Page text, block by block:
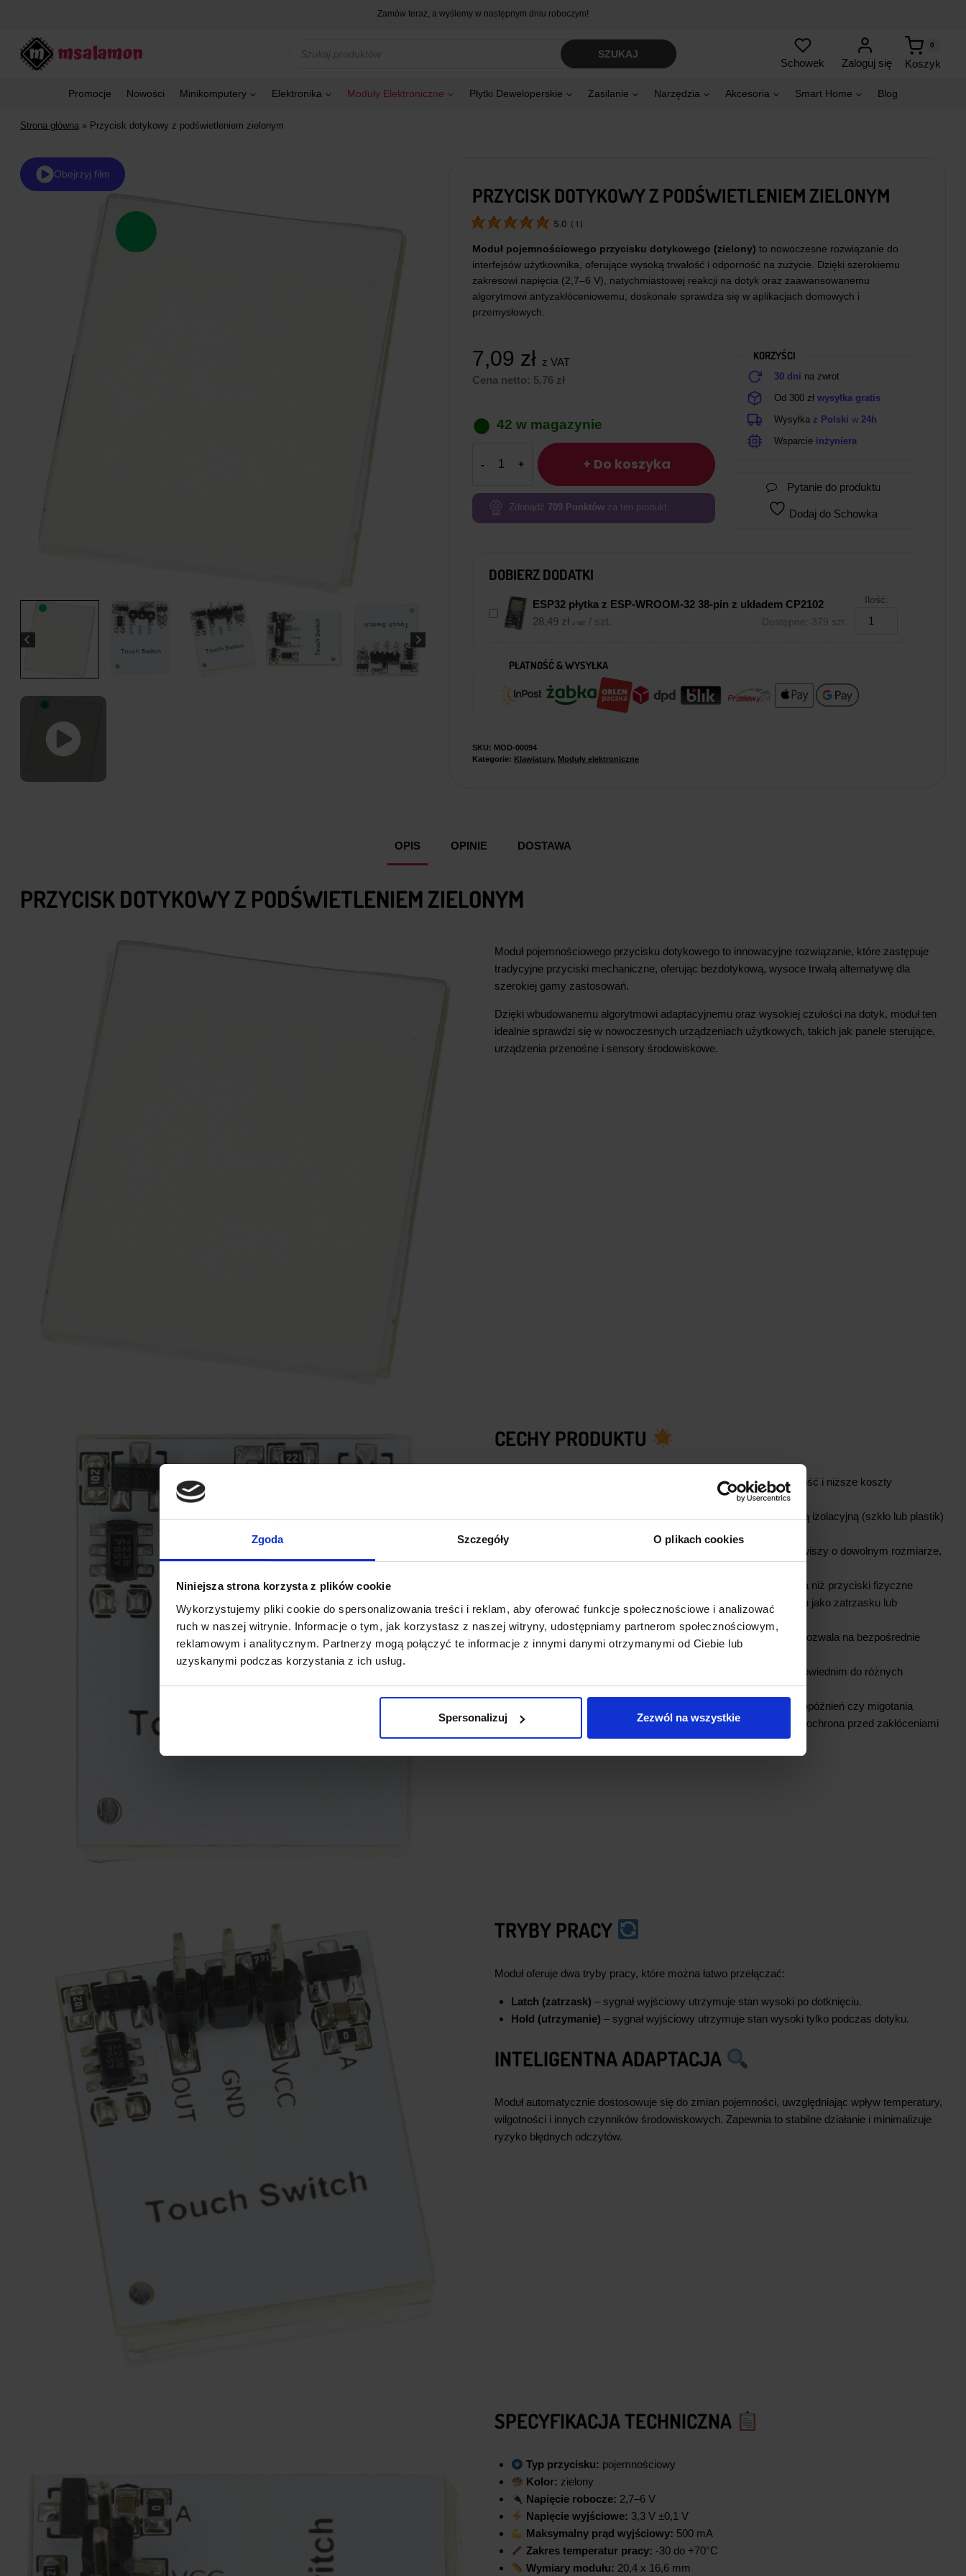
Zgoda Szczegóły O plikach cookies
Niniejsza strona korzysta z plików cookie
Wykorzystujemy pliki cookie do spersonalizowania treści i reklam, aby oferować funkcje społecznościowe i analizować
ruch w naszej witrynie. Informacje o tym, jak korzystasz z naszej witryny, udostępniamy partnerom społecznościowym,
reklamowym i analitycznym. Partnerzy mogą połączyć te informacje z innymi danymi otrzymanymi od Ciebie lub
uzyskanymi podczas korzystania z ich usług.
Spersonalizuj Zezwól na wszystkie
Zamów teraz, a wyślemy w następnym dniu roboczym!
produktów
SZUKAJ
Schowek Zaloguj się Koszyk
0
Promocje Nowości Minikomputery Elektronika Moduły Elektroniczne Płytki Deweloperskie Zasilanie Narzędzia Akcesoria Smart Home Blog
Strona główna » Przycisk dotykowy z podświetleniem zielonym
Obejrzyj film
PRZYCISK DOTYKOWY Z PODŚWIETLENIEM ZIELONYM
5.0 ( 1 )
Moduł pojemnościowego przycisku dotykowego (zielony) to nowoczesne rozwiązanie do
interfejsów użytkownika, oferujące wysoką trwałość i odporność na zużycie. Dzięki szerokiemu
zakresowi napięcia (2,7–6 V), natychmiastowej reakcji na dotyk oraz zaawansowanemu
algorytmowi antyzakłóceniowemu, doskonale sprawdza się w aplikacjach domowych i
przemysłowych.
7,09 zł z VAT
Cena netto: 5,76 zł
42 w magazynie
Przycisk
podświetleniem
+ Do koszyka
Zdobądź 709Punktówza ten produkt.
KORZYŚCI
30 dni na zwrot
Od 300 złwysyłka gratis
Wysyłka z Polskiw24h
Wsparcie inżyniera
Pytanie do produktu
Dodaj do Schowka
DOBIERZ DODATKI
ESP32 płytka z ESP-WROOM-32 38-pin z układem CP2102
28,49 zł z VAT / szt. Dostępne: 379 szt.
Ilość:
PŁATNOŚĆ & WYSYŁKA
SKU: MOD-00094
Kategorie: Klawiatury, Moduły elektroniczne
OPIS OPINIE DOSTAWA
PRZYCISK DOTYKOWY Z PODŚWIETLENIEM ZIELONYM
Moduł pojemnościowego przycisku dotykowego to innowacyjne rozwiązanie, które zastępuje
tradycyjne przyciski mechaniczne, oferując bezdotykową, wysoce trwałą alternatywę dla
szerokiej gamy zastosowań.
Dzięki wbudowanemu algorytmowi adaptacyjnemu oraz wysokiej czułości na dotyk, moduł ten
idealnie sprawdzi się w nowoczesnych urządzeniach użytkowych, takich jak panele sterujące,
urządzenia przenośne i sensory środowiskowe.
CECHY PRODUKTU
– brak zużycia, długowieczność i niższe koszty
– możliwe umieszczenie za warstwą izolacyjną (szkło lub plastik)
w celu ochrony przed wodą i wilgocią
– możliwość zaprojektowania klawiszy o dowolnym rozmiarze,
– znacznie bardziej odporny na uszkodzenia niż przyciski fizyczne
Regulowany sygnał wyjściowy – opcja ustawienia sygnału jako zatrzasku lub
utrzymywania poziomu
Szeroki zakres napięcia
– 2,7–6 V oraz wyjście 3,3 V, co pozwala na bezpośrednie
– -30 do +70°C, co czyni go odpowiednim do różnych
środowisk
– natychmiastowa reakcja na dotyk, bez opóźnień czy migotania
Zaawansowany algorytm antyzakłóceniowy
– doskonała ochrona przed zakłóceniami
zewnętrznymi
TRYBY PRACY
Moduł oferuje dwa tryby pracy, które można łatwo przełączać:
Latch (zatrzask) – sygnał wyjściowy utrzymuje stan wysoki po dotknięciu.
Hold (utrzymanie) – sygnał wyjściowy utrzymuje stan wysoki tylko podczas dotyku.
INTELIGENTNA ADAPTACJA
Moduł automatycznie dostosowuje się do zmian pojemności, uwzględniając wpływ temperatury,
wilgotności i innych czynników środowiskowych. Zapewnia to stabilne działanie i minimalizuje
ryzyko błędnych odczytów.
SPECYFIKACJA TECHNICZNA
Typ przycisku: pojemnościowy
Kolor: zielony
Napięcie robocze: 2,7–6 V
Napięcie wyjściowe: 3,3 V ±0,1 V
Maksymalny prąd wyjściowy: 500 mA
Zakres temperatur pracy: -30 do +70°C
Wymiary modułu: 20,4 x 16,6 mm